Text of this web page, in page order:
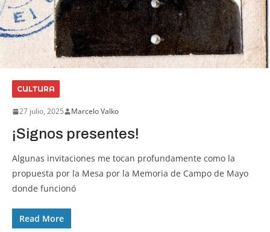
CULTURA
27 julio, 2025 Marcelo Valko
¡Signos presentes!
Algunas invitaciones me tocan profundamente como la
propuesta por la Mesa por la Memoria de Campo de Mayo
donde funcionó
Read More